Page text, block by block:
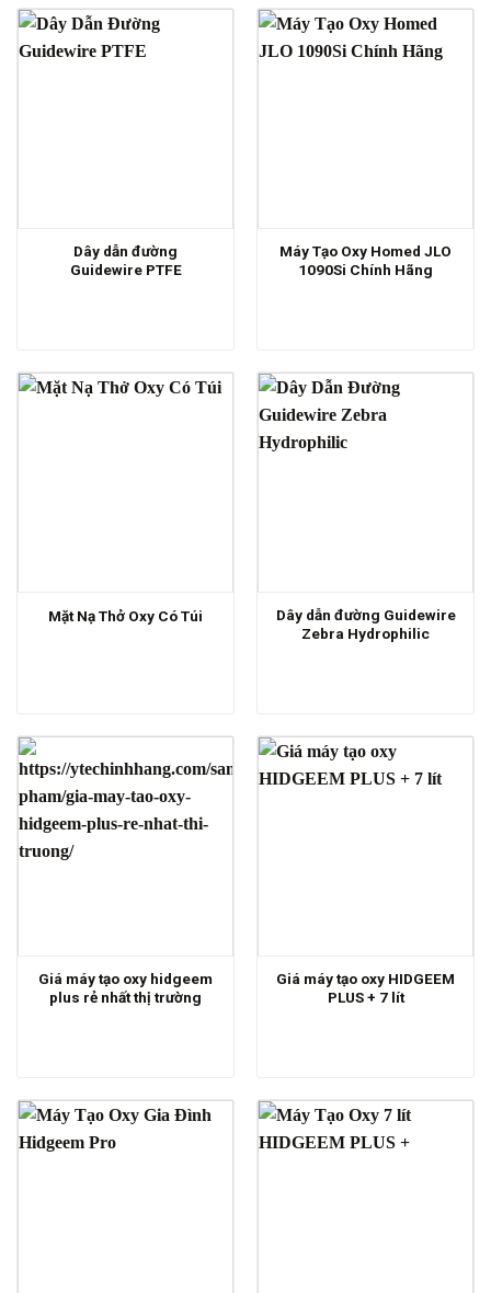
Dây dẫn đường
Guidewire PTFE
Máy Tạo Oxy Homed JLO
1090Si Chính Hãng
Mặt Nạ Thở Oxy Có Túi
Dây dẫn đường Guidewire
Zebra Hydrophilic
Giá máy tạo oxy hidgeem
plus rẻ nhất thị trường
Giá máy tạo oxy HIDGEEM
PLUS + 7 lít